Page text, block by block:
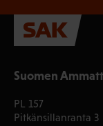
Suomen
PL 157
Pitkänsillanranta 3